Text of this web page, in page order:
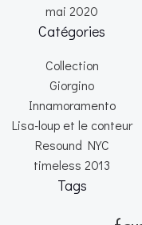
mai 2020
Catégories
Collection
Giorgino
Innamoramento
Lisa-loup et le conteur
Resound NYC
timeless 2013
Tags